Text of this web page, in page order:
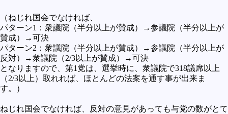
（ねじれ国会でなければ、
パターン1：衆議院（半分以上が賛成）→参議院（半分以上が
賛成）→可決
パターン2：衆議院（半分以上が賛成）→参議院（半分以上が
反対）→衆議院（2/3以上が賛成）→可決
となりますので、第1党は、選挙時に、衆議院で318議席以上
（2/3以上）取れれば、ほとんどの法案を通す事が出来ま
す。）
ねじれ国会でなければ、反対の意見があっても与党の数がとて